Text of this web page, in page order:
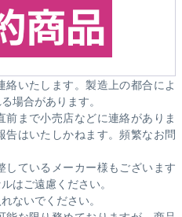
いたします。製造上の都合によ
場合があります。
まで小売店などに連絡がありま
告はいたしかねます。頻繁なお問
ているメーカー様もございます
はご遠慮ください。
ないでください。